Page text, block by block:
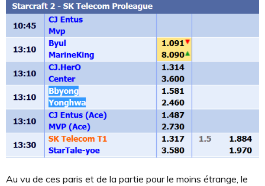
Au vu de ces paris et de la partie pour le moins étrange, le